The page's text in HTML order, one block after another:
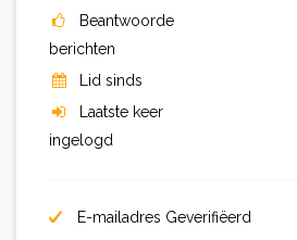
Beantwoorde
berichten
Lid sinds
Laatste keer
ingelogd
E-mailadres Geverifiëerd